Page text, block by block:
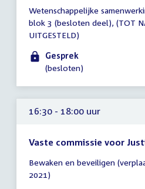
vergadering
16:30
-
17:15
uur
Wetenschappelijke
blok 3 (besloten deel), (TOT
UITGESTELD)
Gesprek
(besloten)
16:30 - 18:00 uur
Vaste commissie voor
vergadering
16:30
Bewaken en beveiligen
2021)